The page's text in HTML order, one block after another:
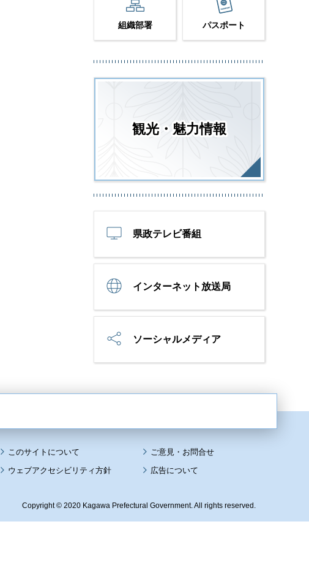
組織部署 パスポート
観光・魅力情報
県政テレビ番組
インターネット放送局
ソーシャルメディア
このサイトについて
ウェブアクセシビリティ方針 広告について
Copyright © 2020 Kagawa Prefectural Government. All rights reserved.